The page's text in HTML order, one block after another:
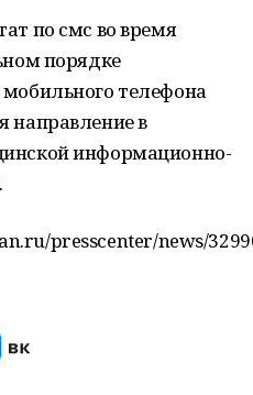
по смс во время
порядке
телефона
направление в
информационно-
presscenter/news/